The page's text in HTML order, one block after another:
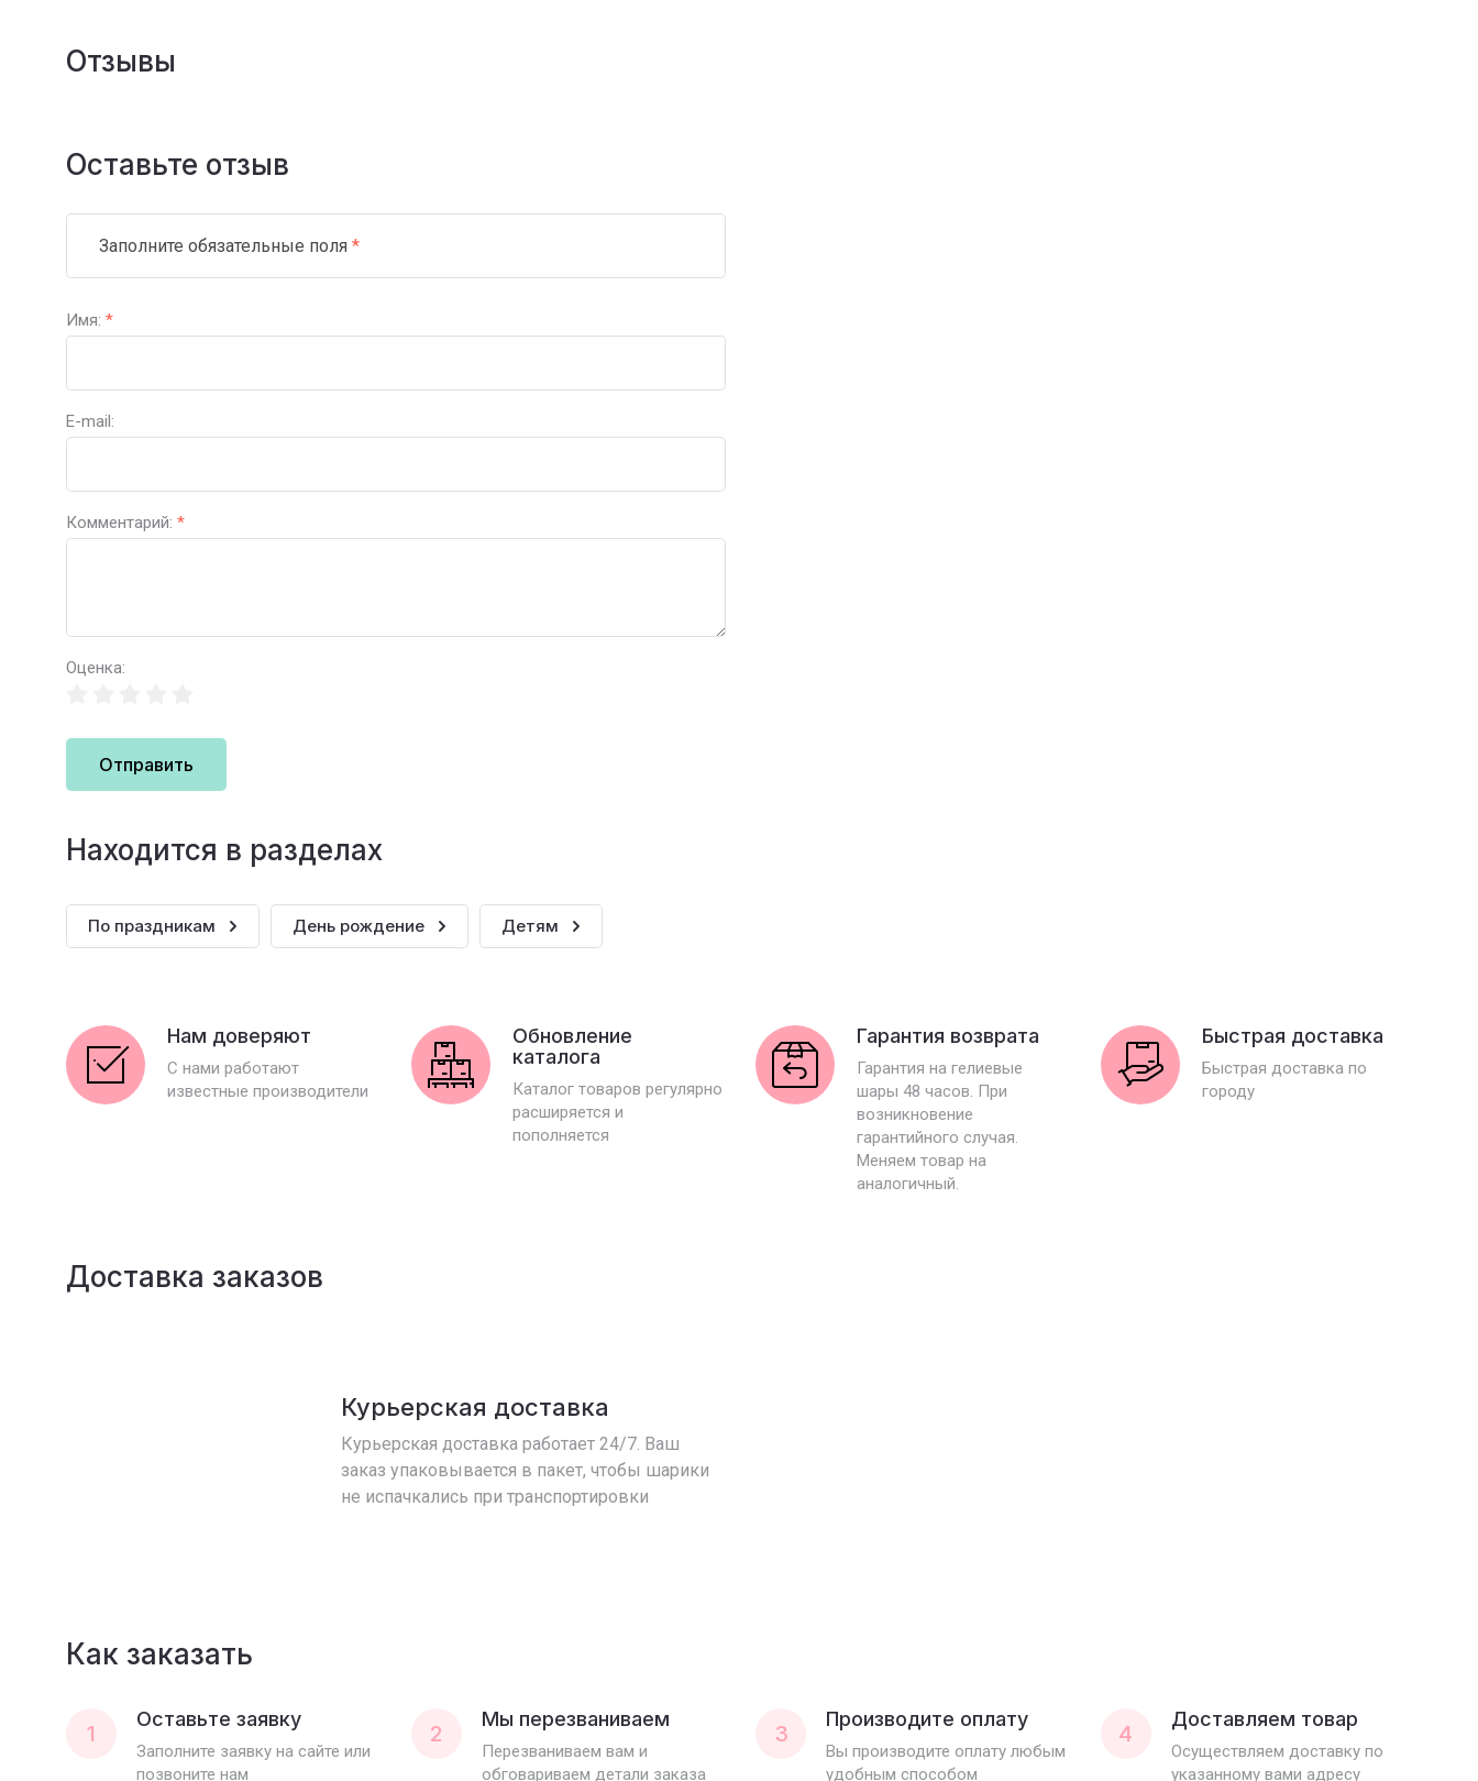
Отзывы
Оставьте отзыв
Заполните обязательные поля *
Имя: *
E-mail:
Комментарий: *
Оценка:
Отправить
Находится в разделах
По праздникам День рождение Детям
Нам доверяют
С нами работают
известные производители
Обновление
каталога
Каталог товаров регулярно
расширяется и
пополняется
Гарантия возврата
Гарантия на гелиевые
шары 48 часов. При
возникновение
гарантийного случая.
Меняем товар на
аналогичный.
Быстрая доставка
Быстрая доставка по
городу
Доставка заказов
Курьерская доставка
Курьерская доставка работает 24/7. Ваш
заказ упаковывается в пакет, чтобы шарики
не испачкались при транспортировки
Как заказать
1
Оставьте заявку
Заполните заявку на сайте или
позвоните нам
2
Мы перезваниваем
Перезваниваем вам и
обговариваем детали заказа
3
Производите оплату
Вы производите оплату любым
удобным способом
4
Доставляем товар
Осуществляем доставку по
указанному вами адресу